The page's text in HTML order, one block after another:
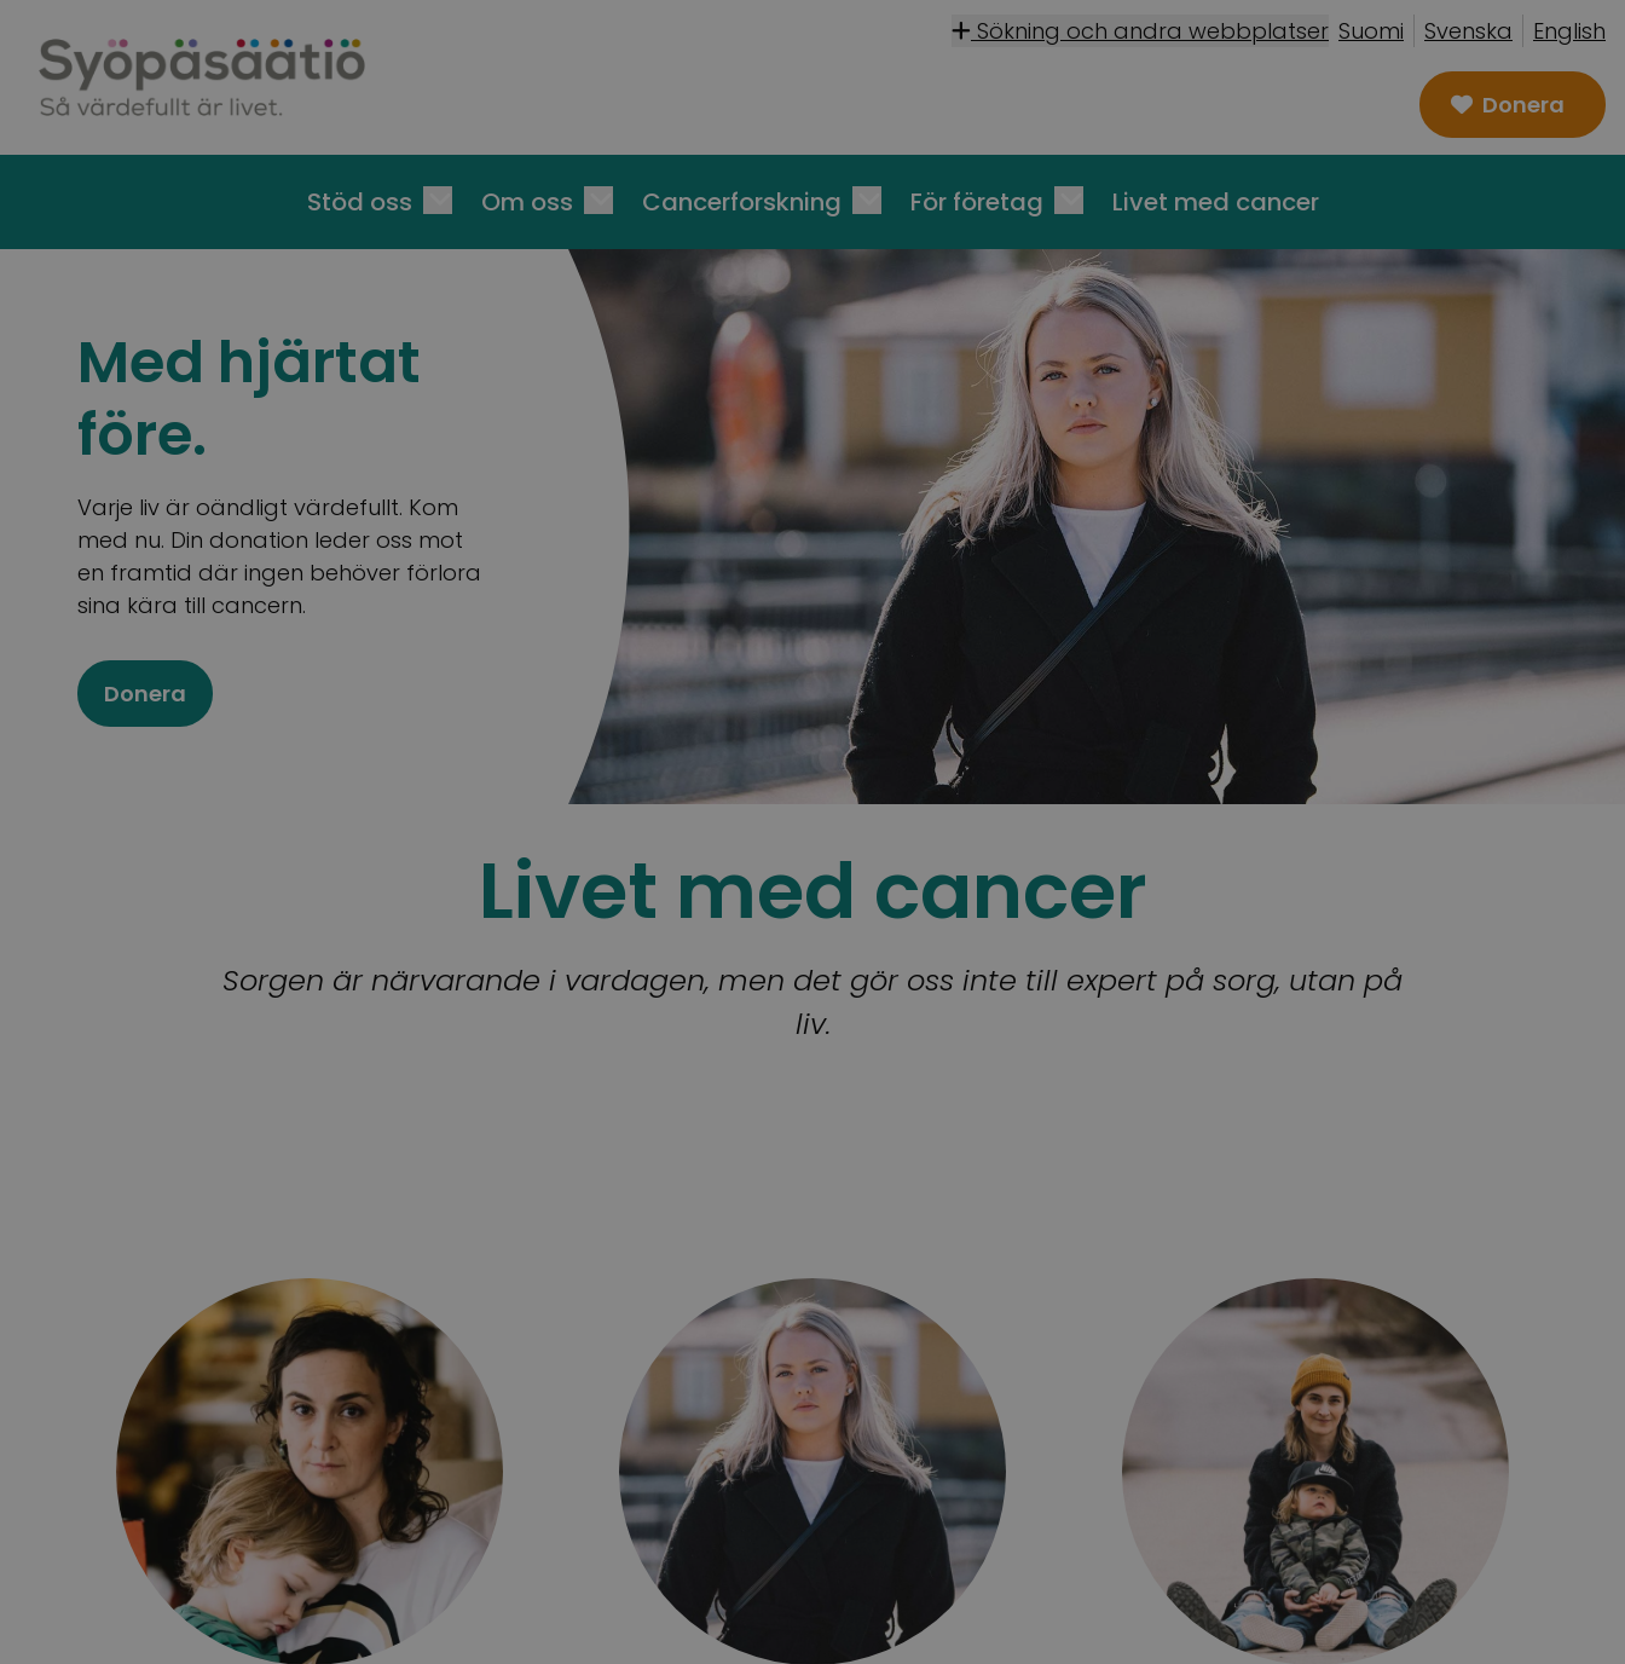
Sökning och andra webbplatser Suomi Svenska English
Donera
Stöd oss Om oss Cancerforskning För företag Livet med cancer
Med hjärtat
före.
Varje liv är oändligt värdefullt. Kom
med nu. Din donation leder oss mot
en framtid där ingen behöver förlora
sina kära till cancern.
Donera
Livet med cancer
Sorgen är närvarande i vardagen, men det gör oss inte till expert på sorg, utan på
liv.